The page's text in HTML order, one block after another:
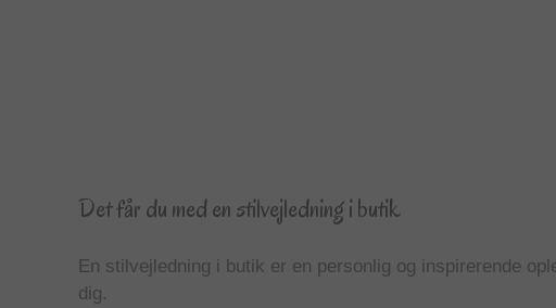
Det får du med en stilvejledning i butik
En stilvejledning i butik er en personlig og inspirerende
dig.